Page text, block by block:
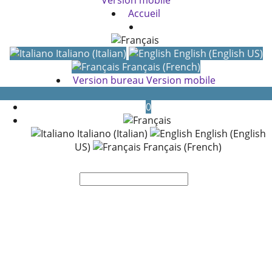
Accueil
Italiano (Italian)
English (English US)
Français (French)
Version bureau Version mobile
0
Italiano (Italian)
English (English
US)
Français (French)